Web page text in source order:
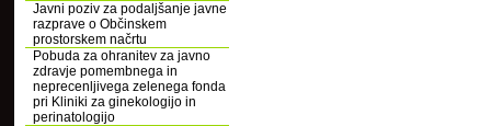
Javni poziv za podaljšanje javne
razprave o Občinskem
prostorskem načrtu
Pobuda za ohranitev za javno
zdravje pomembnega in
neprecenljivega zelenega fonda
pri Kliniki za ginekologijo in
perinatologijo